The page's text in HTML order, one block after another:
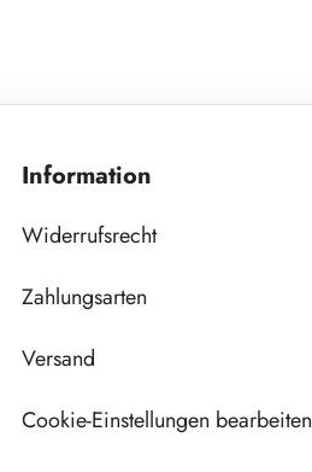
Information
Widerrufsrecht
Zahlungsarten
Versand
Cookie-Einstellungen bearbeiten